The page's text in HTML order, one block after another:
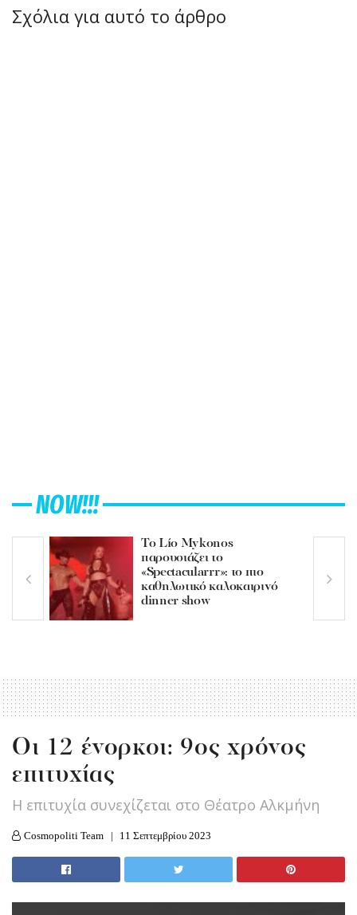
Σχόλια για αυτό το άρθρο
NOW!!!
Το Lío Mykonos
παρουσιάζει το
«Spectacularrr»: το πιο
καθηλωτικό καλοκαιρινό
dinner show
Οι 12 ένορκοι: 9ος χρόνος
επιτυχίας
H επιτυχία συνεχίζεται στο Θέατρο Αλκμήνη
Cosmopoliti Team 11 Σεπτεμβρίου 2023